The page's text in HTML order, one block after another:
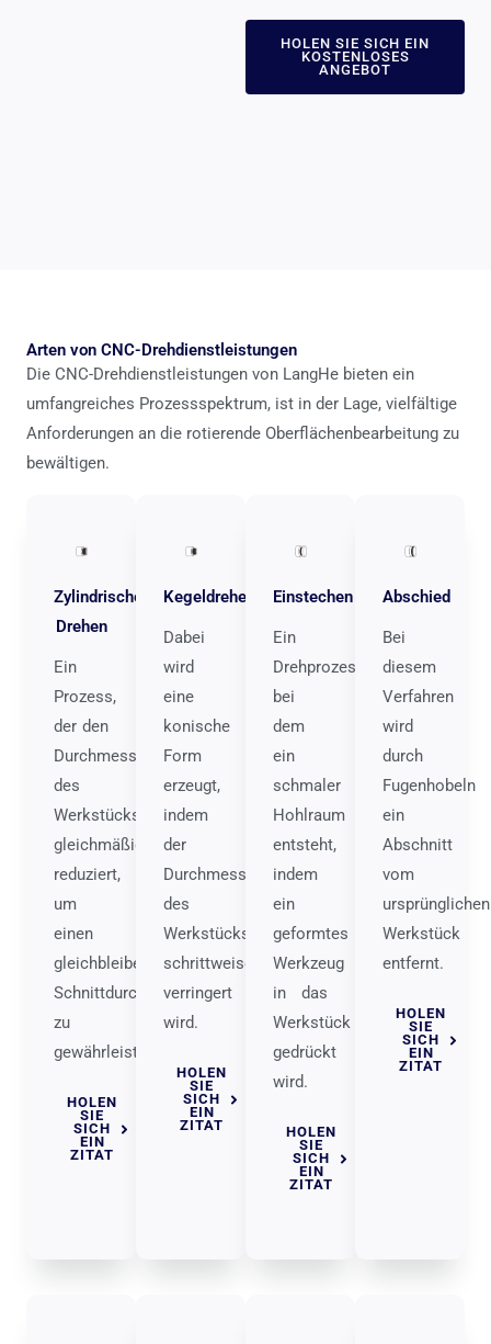
HOLEN SIE SICH EIN
KOSTENLOSES
ANGEBOT
Arten von CNC-Drehdienstleistungen
Die CNC-Drehdienstleistungen von LangHe bieten ein
umfangreiches Prozessspektrum, ist in der Lage, vielfältige
Anforderungen an die rotierende Oberflächenbearbeitung zu
bewältigen.
Zylindrisches
Drehen
Ein
Prozess,
der den
Durchmesser
des
Werkstücks
gleichmäßig
reduziert,
um
einen
gleichbleibenden
Schnittdurchmesser
zu
gewährleisten.
HOLEN
SIE
SICH
EIN
ZITAT
Kegeldrehen
Dabei
wird
eine
konische
Form
erzeugt,
indem
der
Durchmesser
des
Werkstücks
schrittweise
verringert
wird.
HOLEN
SIE
SICH
EIN
ZITAT
Einstechen
Ein
Drehprozess,
bei
dem
ein
schmaler
Hohlraum
entsteht,
indem
ein
geformtes
Werkzeug
in das
Werkstück
gedrückt
wird.
HOLEN
SIE
SICH
EIN
ZITAT
Abschied
Bei
diesem
Verfahren
wird
durch
Fugenhobeln
ein
Abschnitt
vom
ursprünglichen
Werkstück
entfernt.
HOLEN
SIE
SICH
EIN
ZITAT